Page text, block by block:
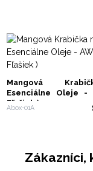
Mangová
Esenciálne Oleje
Fľašiek )
Abox-01A
Zákazníci,